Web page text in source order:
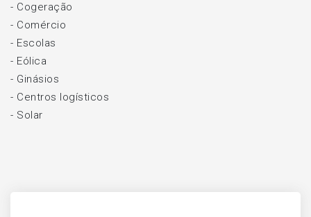
- Cogeração
- Comércio
- Escolas
- Eólica
- Ginásios
- Centros logísticos
- Solar